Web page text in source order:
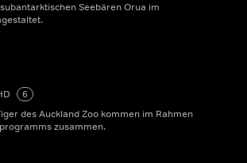
Seebären Orua im
6
des Auckland Zoo kommen im Rahmen
zusammen.